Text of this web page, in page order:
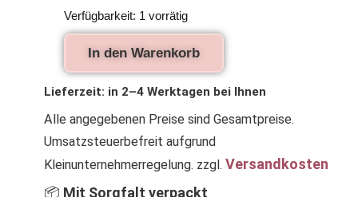
Verfügbarkeit: 1 vorrätig
Geldbörse
Kinder
Einhorn
in
Menge
In den Warenkorb
Lieferzeit: in 2–4 Werktagen bei Ihnen
Alle angegebenen Preise sind Gesamtpreise.
Umsatzsteuerbefreit aufgrund
Kleinunternehmerregelung. zzgl. Versandkosten
📦 Mit Sorgfalt verpackt